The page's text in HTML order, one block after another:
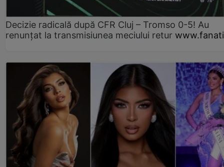
Decizie radicală după CFR Cluj – Tromso 0-5! Au
renunțat la transmisiunea meciului retur